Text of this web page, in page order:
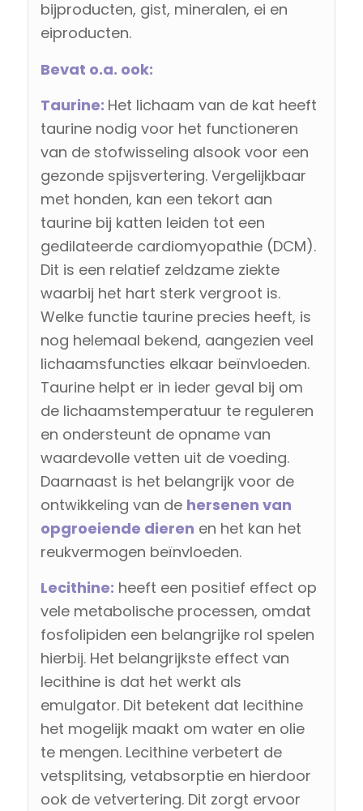
bijproducten, gist, mineralen, ei en
eiproducten.
Bevat o.a. ook:
Taurine: Het lichaam van de kat heeft
taurine nodig voor het functioneren
van de stofwisseling alsook voor een
gezonde spijsvertering. Vergelijkbaar
met honden, kan een tekort aan
taurine bij katten leiden tot een
gedilateerde cardiomyopathie (DCM).
Dit is een relatief zeldzame ziekte
waarbij het hart sterk vergroot is.
Welke functie taurine precies heeft, is
nog helemaal bekend, aangezien veel
lichaamsfuncties elkaar beïnvloeden.
Taurine helpt er in ieder geval bij om
de lichaamstemperatuur te reguleren
en ondersteunt de opname van
waardevolle vetten uit de voeding.
Daarnaast is het belangrijk voor de
ontwikkeling van de hersenen van
opgroeiende dieren en het kan het
reukvermogen beïnvloeden.
Lecithine: heeft een positief effect op
vele metabolische processen, omdat
fosfolipiden een belangrijke rol spelen
hierbij. Het belangrijkste effect van
lecithine is dat het werkt als
emulgator. Dit betekent dat lecithine
het mogelijk maakt om water en olie
te mengen. Lecithine verbetert de
vetsplitsing, vetabsorptie en hierdoor
ook de vetvertering. Dit zorgt ervoor